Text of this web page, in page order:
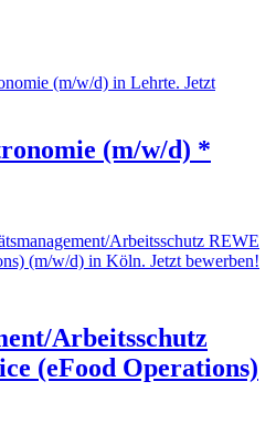
(m/w/d) *
Arbeitsschutz
(eFood Operations)